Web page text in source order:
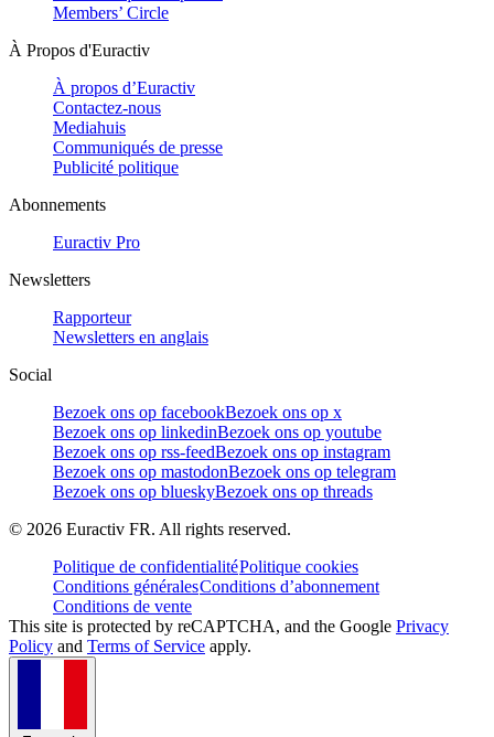
Members’ Circle
À Propos d'Euractiv
À propos d’Euractiv
Contactez-nous
Mediahuis
Communiqués de presse
Publicité politique
Abonnements
Euractiv Pro
Newsletters
Rapporteur
Newsletters en anglais
Social
Bezoek ons op facebookBezoek ons op x
Bezoek ons op linkedinBezoek ons op youtube
Bezoek ons op rss-feedBezoek ons op instagram
Bezoek ons op mastodonBezoek ons op telegram
Bezoek ons op blueskyBezoek ons op threads
© 2026 Euractiv FR. All rights reserved.
Politique de confidentialitéPolitique cookies
Conditions généralesConditions d’abonnement
Conditions de vente
This site is protected by reCAPTCHA, and the Google Privacy
Policy and Terms of Service apply.